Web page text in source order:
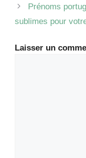
Prénoms
sublimes pour
Laisser un